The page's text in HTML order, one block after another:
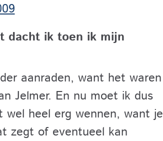
dacht ik toen ik mijn
aanraden, want het waren
Jelmer. En nu moet ik dus
heel erg wennen, want je
zegt of eventueel kan